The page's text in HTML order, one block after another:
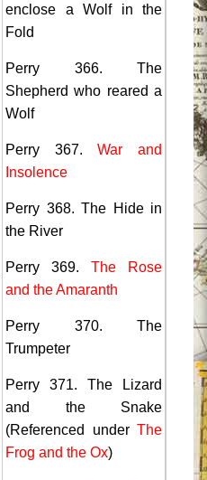
enclose a Wolf in the
Fold
Perry 366. The
Shepherd who reared a
Wolf
Perry 367.War and
Insolence
Perry 368. The Hide in
the River
Perry 369. The Rose
and the Amaranth
Perry 370. The
Trumpeter
Perry 371. The Lizard
and the Snake
(Referenced under The
Frog and the Ox)